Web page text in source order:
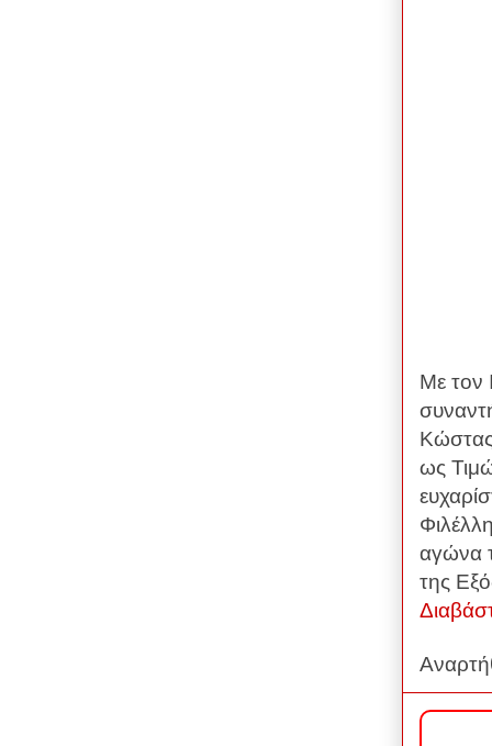
Με τον
Κώστας
ως
αγώνα
της